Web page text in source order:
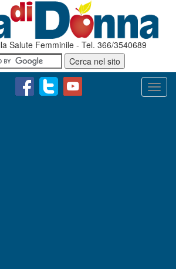
Salute Femminile - Tel. 366/3540689